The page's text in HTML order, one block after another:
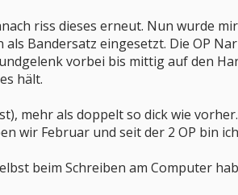
riss dieses erneut. Nun wurde
Bandersatz eingesetzt. Die OP
vorbei bis mittig auf den
hält.
mehr als doppelt so dick wie
wir Februar und seit der 2 OP bin
beim Schreiben am Computer